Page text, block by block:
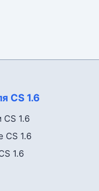
CS 1.6
CS 1.6
CS 1.6
1.6